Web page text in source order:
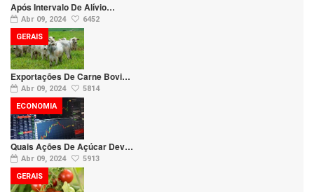
Após Intervalo De Alívio…
Abr 09, 2024 6452
Exportações De Carne Bovi…
Abr 09, 2024 5814
GERAIS
Quais Ações De Açúcar Dev…
Abr 09, 2024 5913
ECONOMIA
GERAIS